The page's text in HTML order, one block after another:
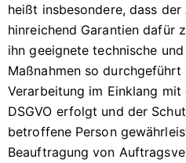
heißt insbesondere, dass
hinreichend Garantien dafür
ihn geeignete technische
Maßnahmen so
Verarbeitung im Einklang
DSGVO erfolgt und der
betroffene Person
Beauftragung von